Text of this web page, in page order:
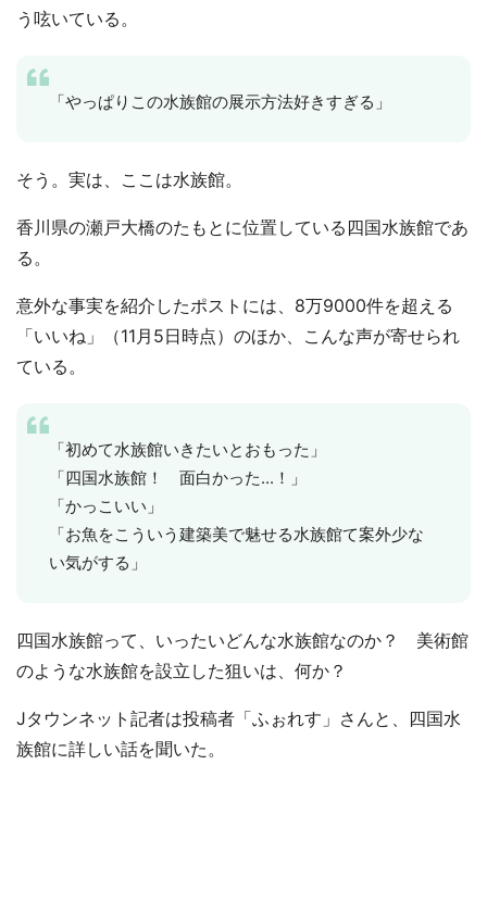
う呟いている。
「やっぱりこの水族館の展示方法好きすぎる」
そう。実は、ここは水族館。
香川県の瀬戸大橋のたもとに位置している四国水族館であ
る。
意外な事実を紹介したポストには、8万9000件を超える
「いいね」（11月5日時点）のほか、こんな声が寄せられ
ている。
「初めて水族館いきたいとおもった」
「四国水族館！ 面白かった...！」
「かっこいい」
「お魚をこういう建築美で魅せる水族館て案外少な
い気がする」
四国水族館って、いったいどんな水族館なのか？ 美術館
のような水族館を設立した狙いは、何か？
Jタウンネット記者は投稿者「ふぉれす」さんと、四国水
族館に詳しい話を聞いた。